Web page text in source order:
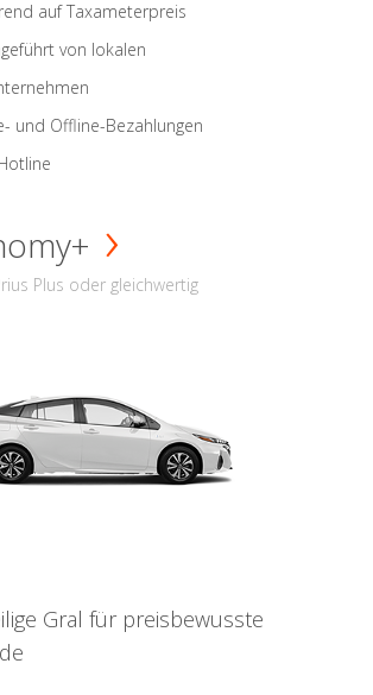
auf Taxameterpreis
von lokalen
und Offline-Bezahlungen
Plus oder gleichwertig
Gral für preisbewusste